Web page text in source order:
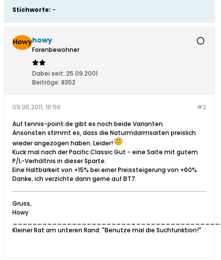
Stichworte: -
howy
Forenbewohner
Dabei seit: 25.09.2001
Beiträge: 8352
#2
09.05.2011, 16:56
Auf tennis-point.de gibt es noch beide Varianten.
Ansonsten stimmt es, dass die Naturmdarmsaiten preislich
wieder angezogen haben. Leider!
Kuck mal nach der Pacific Classic Gut - eine Saite mit gutem
P/L-Verhältnis in dieser Sparte.
Eine Haltbarkeit von +15% bei einer Preissteigerung von +60%.
Danke, ich verzichte dann gerne auf BT7.
Gruss,
Howy
Kleiner Rat am unteren Rand: "Benutze mal die Suchfunktion!"